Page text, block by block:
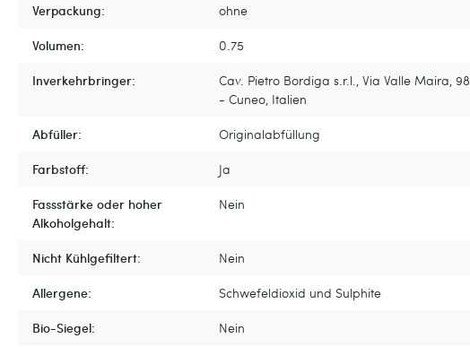
Verpackung:
ohne
Volumen:
0.75
Inverkehrbringer:
Cav. Pietro Bordiga s.r.l., Via Valle Maira, 98
- Cuneo, Italien
Abfüller:
Originalabfüllung
Farbstoff:
Ja
Fassstärke oder hoher
Alkoholgehalt:
Nein
Nicht Kühlgefiltert:
Nein
Allergene:
Schwefeldioxid und Sulphite
Bio-Siegel:
Nein